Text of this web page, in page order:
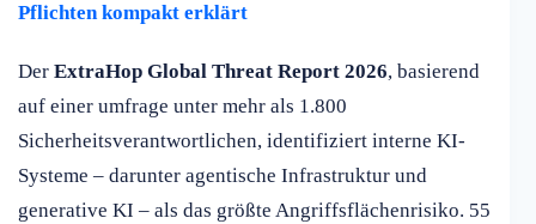
Pflichten kompakt erklärt
Der ExtraHop Global Threat Report 2026, basierend
auf einer umfrage unter mehr als 1.800
Sicherheitsverantwortlichen, identifiziert interne KI-
Systeme – darunter agentische Infrastruktur und
generative KI – als das größte Angriffsflächenrisiko. 55